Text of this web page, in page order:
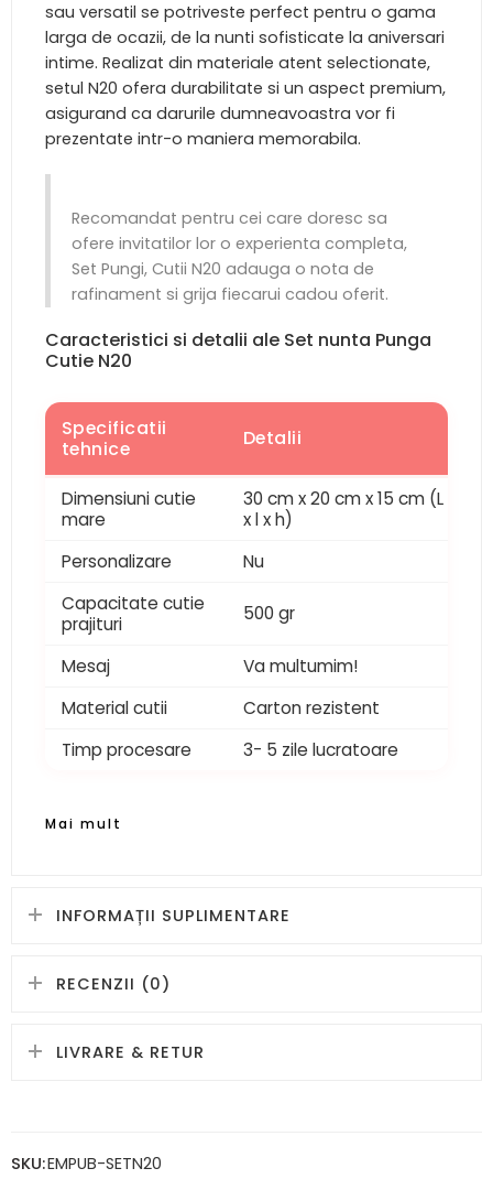
sau versatil se potriveste perfect pentru o gama
larga de ocazii, de la nunti sofisticate la aniversari
intime. Realizat din materiale atent selectionate,
setul N20 ofera durabilitate si un aspect premium,
asigurand ca darurile dumneavoastra vor fi
prezentate intr-o maniera memorabila.
Recomandat pentru cei care doresc sa
ofere invitatilor lor o experienta completa,
Set Pungi, Cutii N20 adauga o nota de
rafinament si grija fiecarui cadou oferit.
Caracteristici si detalii ale Set nunta Punga
Cutie N20
Specificatii
tehnice
Detalii
Dimensiuni cutie
mare
30 cm x 20 cm x 15 cm (L
x l x h)
Personalizare
Nu
Capacitate cutie
prajituri
500 gr
Mesaj
Va multumim!
Material cutii
Carton rezistent
Timp procesare
3- 5 zile lucratoare
Mai mult
INFORMAȚII SUPLIMENTARE
RECENZII (0)
LIVRARE & RETUR
SKU:EMPUB-SETN20